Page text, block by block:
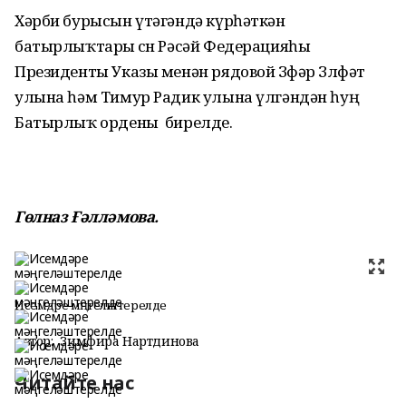
Хәрби бурысын үтәгәндә күрһәткән
батырлыҡтары өсөн Рәсәй Федерацияһы
Президенты Указы менән рядовой Зөфәр Зөлфәт
улына һәм Тимур Радик улына үлгәндән һуң
Батырлыҡ ордены бирелде.
Гөлназ Ғәлләмова.
Исемдәре мәңгеләштерелде
Автор: Зимфира Нартдинова
Читайте нас